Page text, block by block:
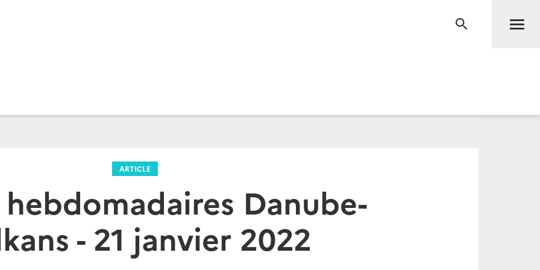
RECHERCHE
ARTICLE
hebdomadaires Danube-
- 21 janvier 2022